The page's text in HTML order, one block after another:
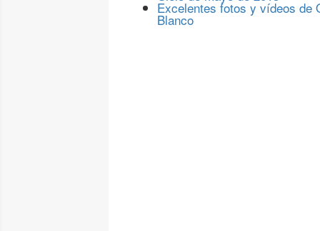
Excelentes fotos y vídeos de
Blanco